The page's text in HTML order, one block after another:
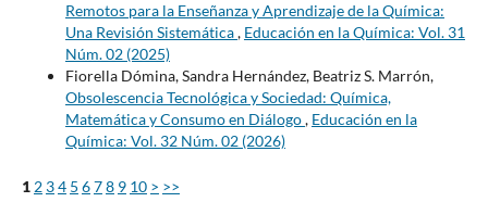
Remotos para la Enseñanza y Aprendizaje de la Química:
Una Revisión Sistemática, Educación en la Química: Vol. 31
Núm. 02 (2025)
Fiorella Dómina, Sandra Hernández, Beatriz S. Marrón,
Obsolescencia Tecnológica y Sociedad: Química,
Matemática y Consumo en Diálogo, Educación en la
Química: Vol. 32 Núm. 02 (2026)
1 2 34 5 678 9 10 > >>